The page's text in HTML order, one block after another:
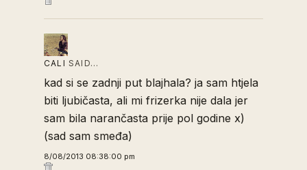
CALI SAID…
kad si se zadnji put blajhala? ja sam htjela
biti ljubičasta, ali mi frizerka nije dala jer
sam bila narančasta prije pol godine x)
(sad sam smeđa)
8/08/2013 08:38:00 pm